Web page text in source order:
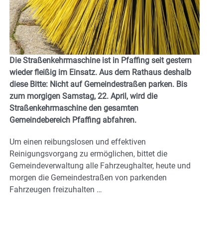
Die Straßenkehrmaschine ist in Pfaffing seit gestern
wieder fleißig im Einsatz. Aus dem Rathaus deshalb
diese Bitte: Nicht auf Gemeindestraßen parken. Bis
zum morgigen Samstag, 22. April, wird die
Straßenkehrmaschine den gesamten
Gemeindebereich Pfaffing abfahren.
Um einen reibungslosen und effektiven
Reinigungsvorgang zu ermöglichen, bittet die
Gemeindeverwaltung alle Fahrzeughalter, heute und
morgen die Gemeindestraßen von parkenden
Fahrzeugen freizuhalten …